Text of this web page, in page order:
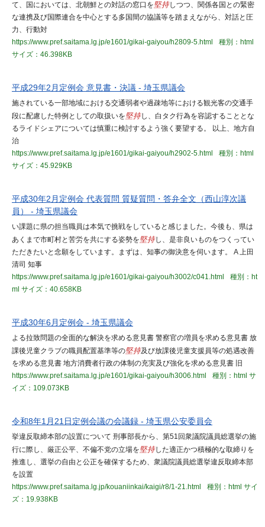
て、国においては、北朝鮮との対話の窓口を堅持しつつ、関係各国との緊密
な連携及び国際連合を中心とする多国間の協議等を踏まえながら、対話と圧
力、行動対
https://www.pref.saitama.lg.jp/e1601/gikai-gaiyou/h2809-5.html
種別：html
サイズ：46.398KB
平成29年2月定例会 意見書・決議 - 埼玉県議会
施されている一部地域における交通弱者や過疎地等における観光客の交通手
段に配慮した特例としての取扱いを堅持し、白タク行為を容認することとな
るライドシェアについては慎重に検討するよう強く要望する。 以上、地方自
治
https://www.pref.saitama.lg.jp/e1601/gikai-gaiyou/h2902-5.html
種別：html
サイズ：45.929KB
平成30年2月定例会 代表質問 質疑質問・答弁全文（西山淳次議
員） - 埼玉県議会
い課題に県の担当職員は本気で挑戦をしていると感じました。今後も、県は
あくまで市町村と苦労を共にする姿勢を堅持し、是非良いものをつくってい
ただきたいと念願をしています。まずは、知事の御決意を伺います。 A 上田
清司 知事
https://www.pref.saitama.lg.jp/e1601/gikai-gaiyou/h3002/c041.html
種別：ht
ml サイズ：40.658KB
平成30年6月定例会 - 埼玉県議会
よる拉致問題の全面的な解決を求める意見書 警察官の増員を求める意見書 放
課後児童クラブの職員配置基準等の堅持及び放課後児童支援員等の処遇改善
を求める意見書 地方消費者行政の体制の充実及び強化を求める意見書 旧
https://www.pref.saitama.lg.jp/e1601/gikai-gaiyou/h3006.html
種別：html サ
イズ：109.073KB
令和8年1月21日定例会議の会議録 - 埼玉県公安委員会
挙違反取締本部の設置について 刑事部長から、第51回衆議院議員総選挙の施
行に際し、厳正公平、不偏不党の立場を堅持した適正かつ積極的な取締りを
推進し、選挙の自由と公正を確保するため、衆議院議員総選挙違反取締本部
を設置
https://www.pref.saitama.lg.jp/kouaniinkai/kaigi/r8/1-21.html
種別：html サイ
ズ：19.938KB